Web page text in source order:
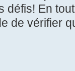
défis! En
de vérifier